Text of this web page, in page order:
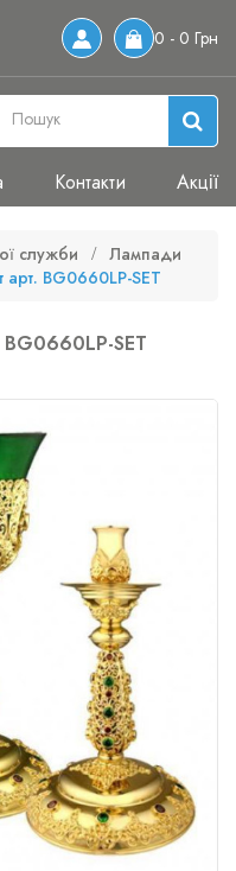
0 - 0 Грн
Контакти Акції
служби
Лампади
BG0660LP-SET
SET